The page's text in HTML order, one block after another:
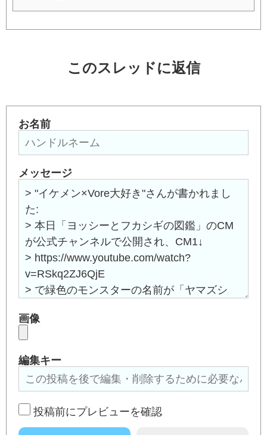
このスレッドに返信
お名前
メッセージ
画像
編集キー
投稿前にプレビューを確認